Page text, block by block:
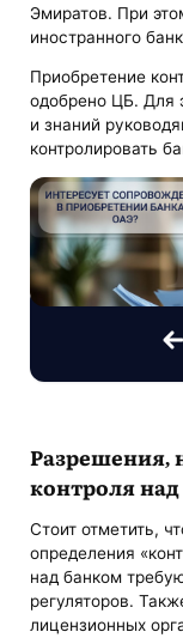
Эмиратов. При
иностранного
Приобретение
одобрено ЦБ. Для
и знаний
контролировать
Разрешения,
контроля
Стоит отметить,
определения
над банком
регуляторов.
лицензионных